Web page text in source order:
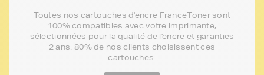
Toutes nos cartouches d'encre FranceToner sont
100% compatibles avec votre imprimante,
sélectionnées pour la qualité de l'encre et garanties
2 ans. 80% de nos clients choisissent ces
cartouches.